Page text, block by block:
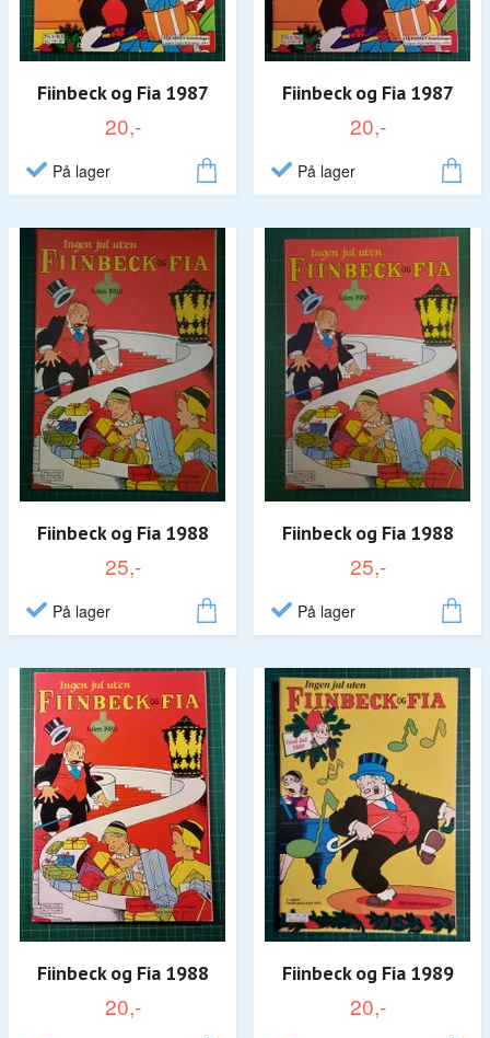
Fiinbeck og Fia 1987
20,-
På lager
Fiinbeck og Fia 1987
20,-
På lager
Fiinbeck og Fia 1988
25,-
På lager
Fiinbeck og Fia 1988
25,-
På lager
Fiinbeck og Fia 1988
20,-
Fiinbeck og Fia 1989
20,-